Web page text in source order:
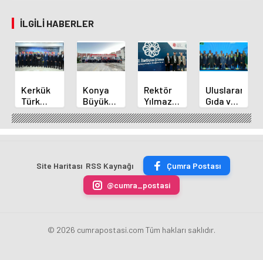
İLGILI HABERLER
Kerkük
Türk
Dünyası
Belediyeler
Birliği
Konya
Büyükşehir'den
Alanya
Yangınına
Destek
Rektör
Yılmaz
ve
Akademisyenler
2.
Şurasında
Uluslararası
Gıda ve
İnovasyon
Forumu
Selçuklu'da
Site Haritası RSS Kaynağı
Çumra Postası
@cumra_postasi
© 2026 cumrapostasi.com Tüm hakları saklıdır.